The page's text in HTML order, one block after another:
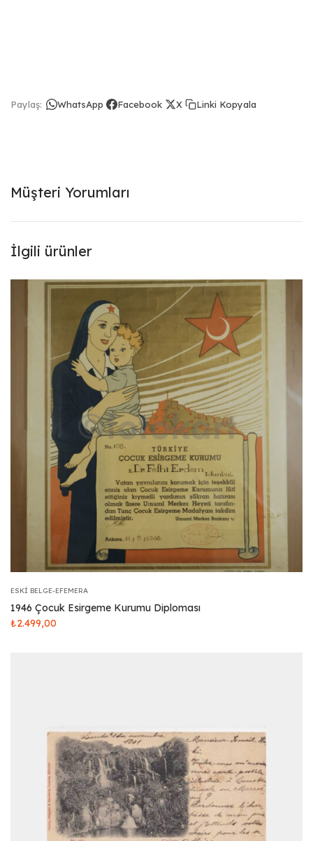
Paylaş: WhatsApp Facebook X Linki Kopyala
Müşteri Yorumları
İlgili ürünler
ESKI BELGE-EFEMERA
1946 Çocuk Esirgeme Kurumu Diploması
₺2.499,00